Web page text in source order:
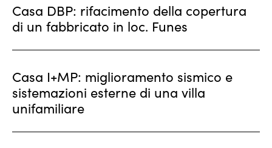
Casa DBP: rifacimento della copertura
di un fabbricato in loc. Funes
Casa I+MP: miglioramento sismico e
sistemazioni esterne di una villa
unifamiliare